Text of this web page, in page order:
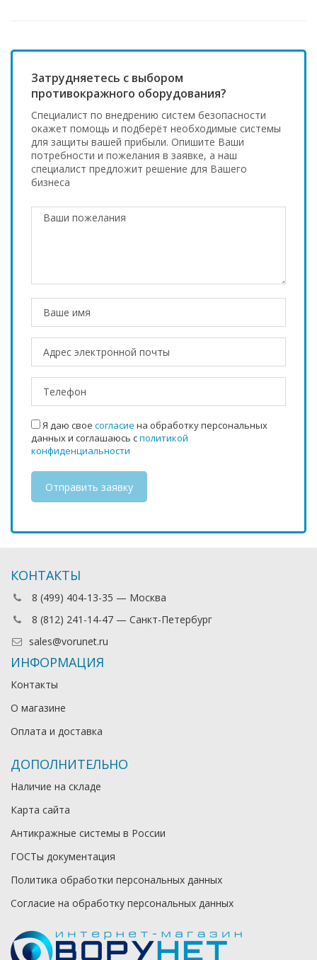
Затрудняетесь с выбором
противокражного оборудования?
Специалист по внедрению систем безопасности
окажет помощь и подберёт необходимые системы
для защиты вашей прибыли. Опишите Ваши
потребности и пожелания в заявке, а наш
специалист предложит решение для Вашего
бизнеса
Я даю свое согласие на обработку персональных
данных и соглашаюсь сполитикой
конфиденциальности
КОНТАКТЫ
8 (499) 404-13-35 — Москва
8 (812) 241-14-47 — Санкт-Петербург
sales@vorunet.ru
ИНФОРМАЦИЯ
Контакты
О магазине
Оплата и доставка
ДОПОЛНИТЕЛЬНО
Наличие на складе
Карта сайта
Антикражные системы в России
ГОСТы документация
Политика обработки персональных данных
Согласие на обработку персональных данных